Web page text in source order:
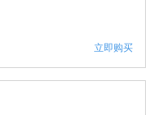
立即购买